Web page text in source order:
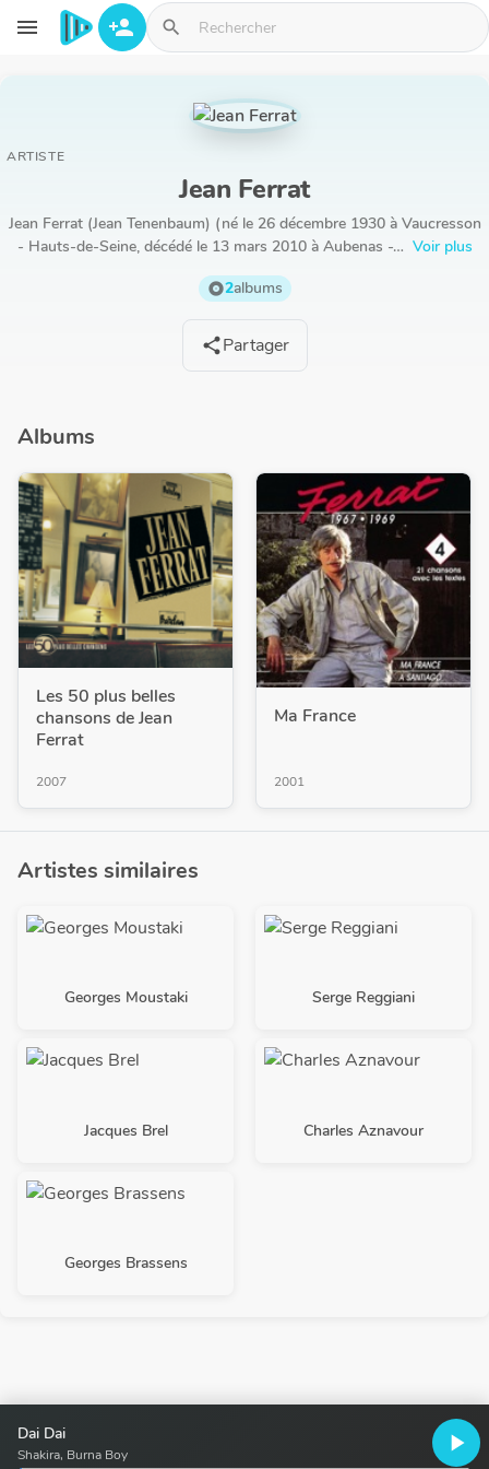
Aller au contenu principal
menu person_add search
Dai Dai
Shakira, Burna Boy play_arrow
ARTISTE
Jean Ferrat
Jean Ferrat (Jean Tenenbaum) (né le 26 décembre 1930 à Vaucresson
- Hauts-de-Seine, décédé le 13 mars 2010 à Aubenas -… Voir plus
album2albums
sharePartager
Albums
Les 50 plus belles
chansons de Jean
Ferrat
2007
Ma France
2001
Artistes similaires
Georges Moustaki Serge Reggiani
Jacques Brel Charles Aznavour
Georges Brassens